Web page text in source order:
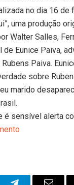
no dia 16 de
uma produção
Walter Salles,
Eunice Paiva,
Paiva.
sobre
marido
é sensível alerta